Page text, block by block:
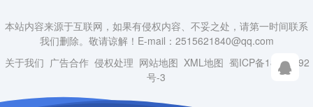
本站内容来源于互联网，如果有侵权内容、不妥之处，请第一时间联系
我们删除。敬请谅解！E-mail：2515621840@qq.com
关于我们 广告合作 侵权处理 网站地图 XML地图 蜀ICP备18014492
号-3